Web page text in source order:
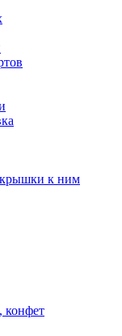
к ним
конфет